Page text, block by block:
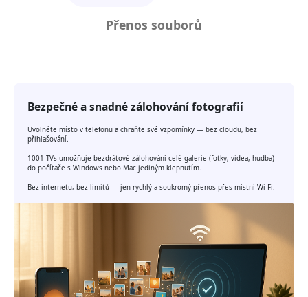
Přenos souborů
Bezpečné a snadné zálohování fotografií
Uvolněte místo v telefonu a chraňte své vzpomínky — bez cloudu, bez
přihlašování.
1001 TVs umožňuje bezdrátové zálohování celé galerie (fotky, videa, hudba)
do počítače s Windows nebo Mac jediným klepnutím.
Bez internetu, bez limitů — jen rychlý a soukromý přenos přes místní Wi-Fi.